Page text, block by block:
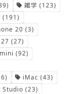
雑学 (123)
(191)
20 (3)
(27)
(92)
iMac (43)
Studio (23)